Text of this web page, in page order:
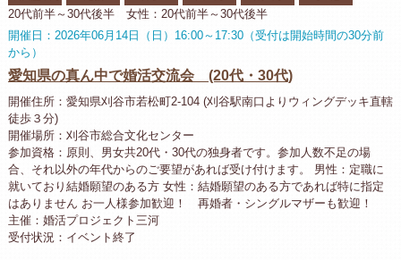
20代前半～30代後半 女性：20代前半～30代後半
開催日：2026年06月14日（日）16:00～17:30（受付は開始時間の30分前
から）
愛知県の真ん中で婚活交流会 (20代・30代)
開催住所：愛知県刈谷市若松町2-104 (刈谷駅南口よりウィングデッキ直轄
徒歩３分)
開催場所：刈谷市総合文化センター
参加資格：原則、男女共20代・30代の独身者です。参加人数不足の場
合、それ以外の年代からのご要望があれば受け付けます。 男性：定職に
就いており結婚願望のある方 女性：結婚願望のある方であれば特に指定
はありません お一人様参加歓迎！ 再婚者・シングルマザーも歓迎！
主催：婚活プロジェクト三河
受付状況：イベント終了